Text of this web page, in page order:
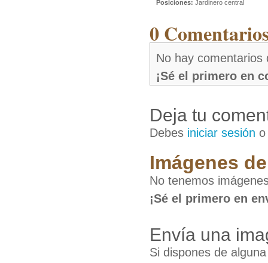
Posiciones: Jardinero central
0
No hay comentarios
¡Sé el primero en
Deja tu
Debes iniciar sesión
Imágenes
No tenemos
¡Sé el primero en
Envía una
Si dispones de